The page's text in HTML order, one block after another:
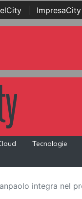
ImpresaCity
Tecnologie
integra nel